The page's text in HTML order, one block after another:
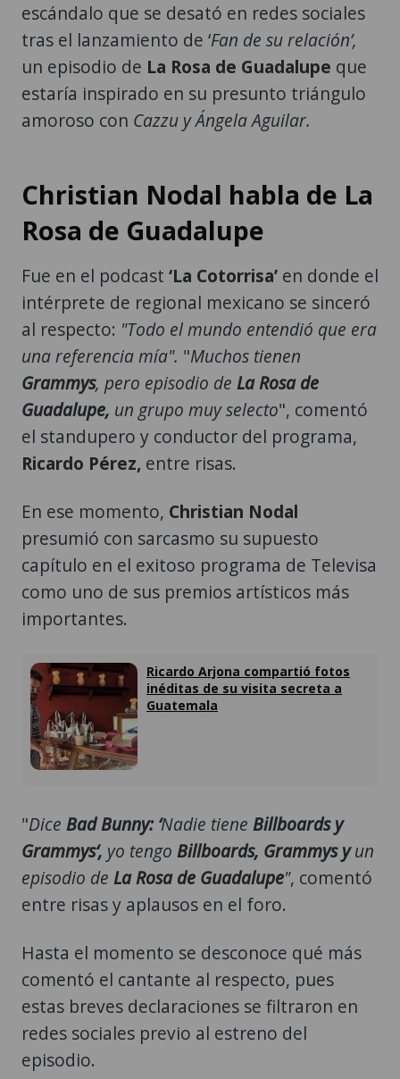
escándalo que se desató en redes sociales
tras el lanzamiento de ‘Fan de su relación’,
un episodio de La Rosa de Guadalupe que
estaría inspirado en su presunto triángulo
amoroso con Cazzu y Ángela Aguilar.
Christian Nodal habla de La
Rosa de Guadalupe
Fue en el podcast ‘La Cotorrisa’ en donde el
intérprete de regional mexicano se sinceró
al respecto: "Todo el mundo entendió que era
una referencia mía". "Muchos tienen
Grammys, pero episodio de La Rosa de
Guadalupe, un grupo muy selecto", comentó
el standupero y conductor del programa,
Ricardo Pérez, entre risas.
En ese momento, Christian Nodal
presumió con sarcasmo su supuesto
capítulo en el exitoso programa de Televisa
como uno de sus premios artísticos más
importantes.
Ricardo Arjona compartió fotos
inéditas de su visita secreta a
Guatemala
"Dice Bad Bunny: ‘Nadie tiene Billboards y
Grammys‘, yo tengo Billboards, Grammys yun
episodio de La Rosa de Guadalupe", comentó
entre risas y aplausos en el foro.
Hasta el momento se desconoce qué más
comentó el cantante al respecto, pues
estas breves declaraciones se filtraron en
redes sociales previo al estreno del
episodio.